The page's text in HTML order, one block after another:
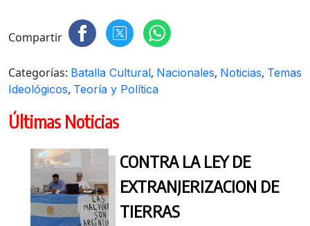
Compartir
Categorías: Batalla Cultural, Nacionales, Noticias, Temas
Ideológicos, Teoría y Política
Últimas Noticias
CONTRA LA LEY DE
EXTRANJERIZACION DE
TIERRAS